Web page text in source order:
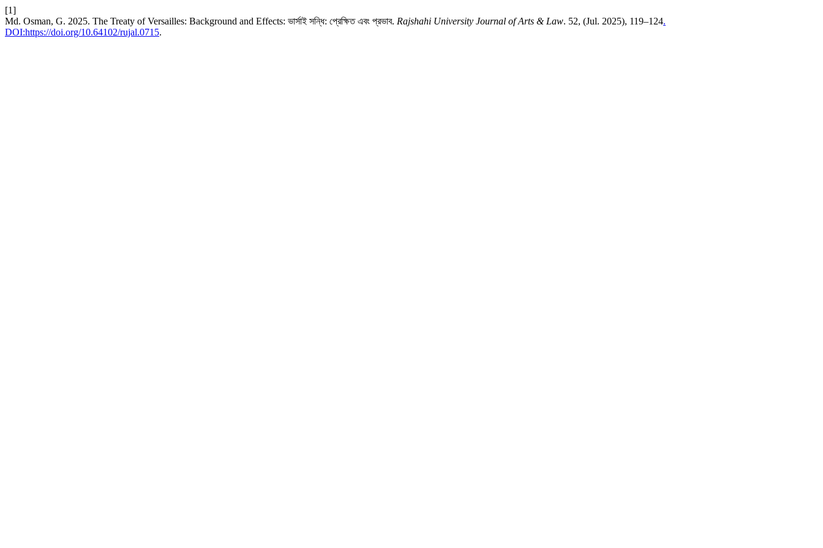
[1]
Md. Osman, G. 2025. The Treaty of Versailles: Background and Effects: ভার্সাই সন্ধি: প্রেক্ষিত এবং প্রভাব. Rajshahi University Journal of Arts & Law. 52, (Jul. 2025), 119–124.
DOI:https://doi.org/10.64102/rujal.0715.